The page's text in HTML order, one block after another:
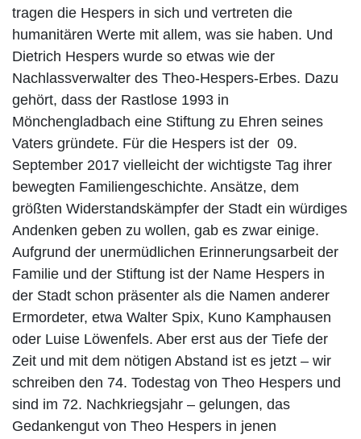
tragen die Hespers in sich und vertreten die
humanitären Werte mit allem, was sie haben. Und
Dietrich Hespers wurde so etwas wie der
Nachlassverwalter des Theo-Hespers-Erbes. Dazu
gehört, dass der Rastlose 1993 in
Mönchengladbach eine Stiftung zu Ehren seines
Vaters gründete. Für die Hespers ist der 09.
September 2017 vielleicht der wichtigste Tag ihrer
bewegten Familiengeschichte. Ansätze, dem
größten Widerstandskämpfer der Stadt ein würdiges
Andenken geben zu wollen, gab es zwar einige.
Aufgrund der unermüdlichen Erinnerungsarbeit der
Familie und der Stiftung ist der Name Hespers in
der Stadt schon präsenter als die Namen anderer
Ermordeter, etwa Walter Spix, Kuno Kamphausen
oder Luise Löwenfels. Aber erst aus der Tiefe der
Zeit und mit dem nötigen Abstand ist es jetzt – wir
schreiben den 74. Todestag von Theo Hespers und
sind im 72. Nachkriegsjahr – gelungen, das
Gedankengut von Theo Hespers in jenen